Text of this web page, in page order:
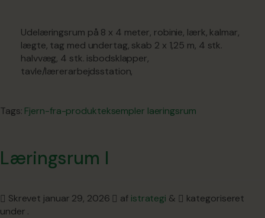
Udelæringsrum på 8 x 4 meter, robinie, lærk, kalmar,
lægte, tag med undertag, skab 2 x 1,25 m, 4 stk.
halvvæg, 4 stk. isbodsklapper,
tavle/lærerarbejdsstation,
Tags: Fjern-fra-produkteksempler laeringsrum
Læringsrum I
Skrevet januar 29, 2026 af istrategi &
kategoriseret
under .